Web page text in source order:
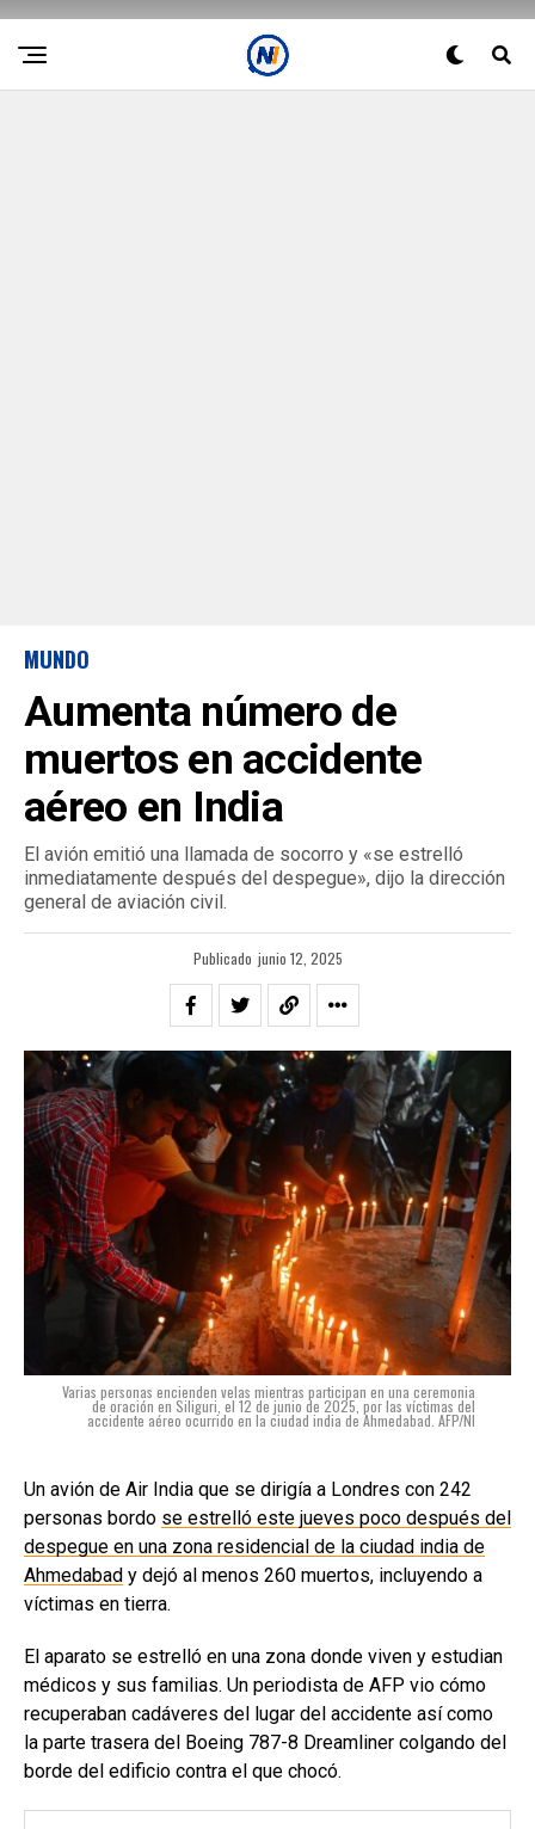
MUNDO
Aumenta número de
muertos en accidente
aéreo en India
El avión emitió una llamada de socorro y «se estrelló
inmediatamente después del despegue», dijo la dirección
general de aviación civil.
Publicado junio 12, 2025
Varias personas encienden velas mientras participan en una ceremonia
de oración en Siliguri, el 12 de junio de 2025, por las víctimas del
accidente aéreo ocurrido en la ciudad india de Ahmedabad. AFP/NI
Un avión de Air India que se dirigía a Londres con 242
personas bordo se estrelló este jueves poco después del
despegue en una zona residencial de la ciudad india de
Ahmedabad y dejó al menos 260 muertos, incluyendo a
víctimas en tierra.
El aparato se estrelló en una zona donde viven y estudian
médicos y sus familias. Un periodista de AFP vio cómo
recuperaban cadáveres del lugar del accidente así como
la parte trasera del Boeing 787-8 Dreamliner colgando del
borde del edificio contra el que chocó.